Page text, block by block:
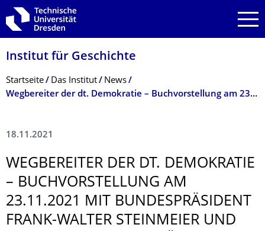
Zur Hauptnavigation springen
Zur Suche springen
Zum Inhalt springen
Institut für Geschichte
Breadcrumb-Menü
Startseite Das Institut
News
Wegbereiter der dt. Demokratie – Buchvorstellung am 23.11.2021 mit Bundespräsident Frank-Walter Steinmeier und Prof.in Susanne Schötz
18.11.2021
WEGBEREITER DER DT. DEMOKRATIE
– BUCHVORSTELLUNG AM
23.11.2021 MIT BUNDESPRÄSIDENT
FRANK-WALTER STEINMEIER UND